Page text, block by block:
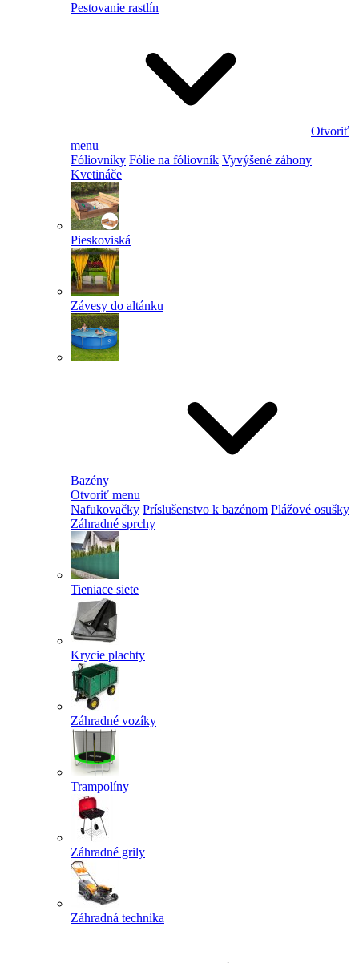
Pestovanie rastlín
Otvoriť
menu
Fóliovníky Fólie na fóliovník Vyvýšené záhony
Kvetináče
Pieskoviská
Závesy do altánku
Bazény
Otvoriť menu
Nafukovačky Príslušenstvo k bazénom Plážové osušky
Záhradné sprchy
Tieniace siete
Krycie plachty
Záhradné vozíky
Trampolíny
Záhradné grily
Záhradná technika